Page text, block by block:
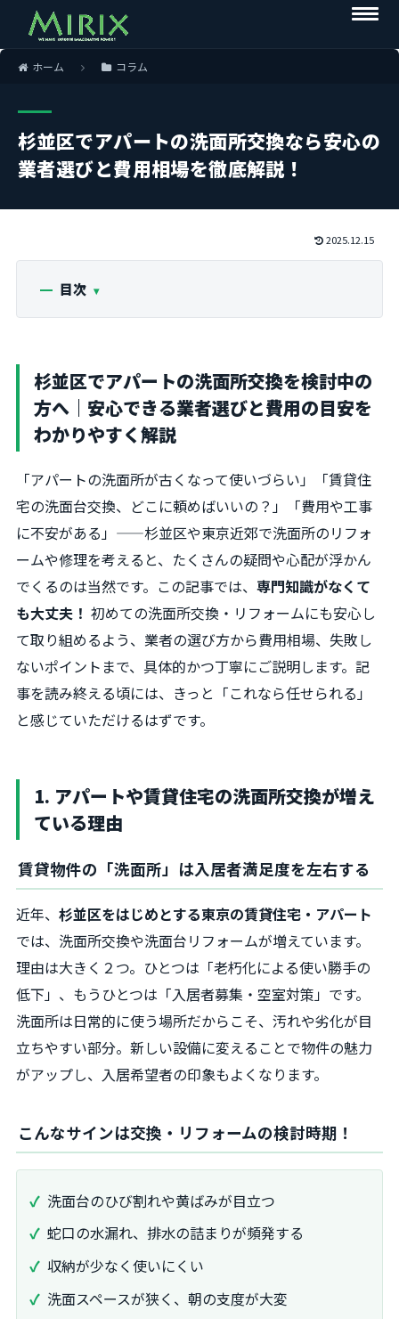
ホーム コラム
杉並区でアパートの洗面所交換なら安心の
業者選びと費用相場を徹底解説！
2025.12.15
目次
杉並区でアパートの洗面所交換を検討中の
方へ｜安心できる業者選びと費用の目安を
わかりやすく解説
「アパートの洗面所が古くなって使いづらい」「賃貸住
宅の洗面台交換、どこに頼めばいいの？」「費用や工事
に不安がある」——杉並区や東京近郊で洗面所のリフォ
ームや修理を考えると、たくさんの疑問や心配が浮かん
でくるのは当然です。この記事では、 専門知識がなくて
も大丈夫！ 初めての洗面所交換・リフォームにも安心し
て取り組めるよう、業者の選び方から費用相場、失敗し
ないポイントまで、具体的かつ丁寧にご説明します。記
事を読み終える頃には、きっと「これなら任せられる」
と感じていただけるはずです。
1. アパートや賃貸住宅の洗面所交換が増え
ている理由
賃貸物件の「洗面所」は入居者満足度を左右する
近年、 杉並区をはじめとする東京の賃貸住宅・アパート
では、洗面所交換や洗面台リフォームが増えています。
理由は大きく２つ。ひとつは「老朽化による使い勝手の
低下」、もうひとつは「入居者募集・空室対策」です。
洗面所は日常的に使う場所だからこそ、汚れや劣化が目
立ちやすい部分。新しい設備に変えることで物件の魅力
がアップし、入居希望者の印象もよくなります。
こんなサインは交換・リフォームの検討時期！
洗面台のひび割れや黄ばみが目立つ
蛇口の水漏れ、排水の詰まりが頻発する
収納が少なく使いにくい
洗面スペースが狭く、朝の支度が大変